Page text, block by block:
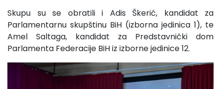
Skupu su se obratili i Adis Škerić, kandidat za
Parlamentarnu skupštinu BiH (izborna jedinica 1), te
Amel Saltaga, kandidat za Predstavnički dom
Parlamenta Federacije BiH iz izborne jedinice 12.